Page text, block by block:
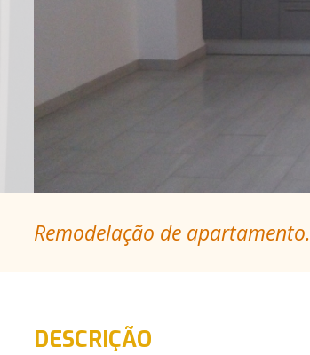
Remodelação de apartamento.
DESCRIÇÃO